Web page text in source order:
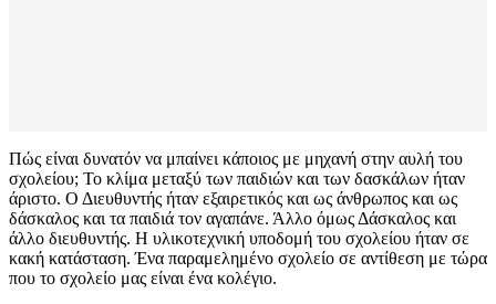
Πώς είναι δυνατόν να μπαίνει κάποιος με μηχανή στην αυλή του
σχολείου; Το κλίμα μεταξύ των παιδιών και των δασκάλων ήταν
άριστο. Ο Διευθυντής ήταν εξαιρετικός και ως άνθρωπος και ως
δάσκαλος και τα παιδιά τον αγαπάνε. Άλλο όμως Δάσκαλος και
άλλο διευθυντής. Η υλικοτεχνική υποδομή του σχολείου ήταν σε
κακή κατάσταση. Ένα παραμελημένο σχολείο σε αντίθεση με τώρα
που το σχολείο μας είναι ένα κολέγιο.